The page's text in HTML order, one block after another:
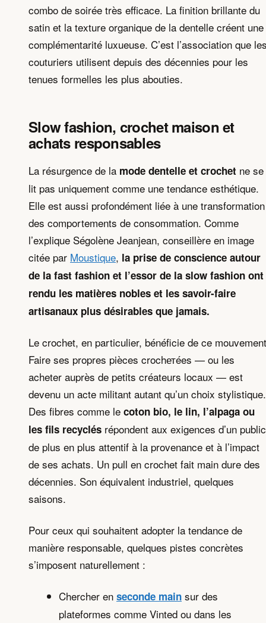
combo de soirée très efficace. La finition brillante du
satin et la texture organique de la dentelle créent une
complémentarité luxueuse. C’est l’association que
couturiers utilisent depuis des décennies pour les
tenues formelles les plus abouties.
Slow fashion, crochet maison et
achats responsables
La résurgence de la mode dentelle et crochet ne se
lit pas uniquement comme une tendance esthétique.
Elle est aussi profondément liée à une transformation
des comportements de consommation. Comme
l’explique Ségolène Jeanjean, conseillère en image
citée par Moustique, la prise de conscience autour
de la fast fashion et l’essor de la slow fashion ont
rendu les matières nobles et les savoir-faire
artisanaux plus désirables que jamais.
Le crochet, en particulier, bénéficie de ce
Faire ses propres pièces crochетées — ou les
acheter auprès de petits créateurs locaux — est
devenu un acte militant autant qu’un choix stylistique.
Des fibres comme le coton bio, le lin, l’alpaga ou
les fils recyclés répondent aux exigences d’un public
de plus en plus attentif à la provenance et à l’impact
de ses achats. Un pull en crochet fait main dure des
décennies. Son équivalent industriel, quelques
saisons.
Pour ceux qui souhaitent adopter la tendance de
manière responsable, quelques pistes concrètes
s’imposent naturellement :
Chercher en seconde main sur des
plateformes comme Vinted ou dans les